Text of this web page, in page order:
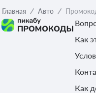
Главная Авто
Как
Как